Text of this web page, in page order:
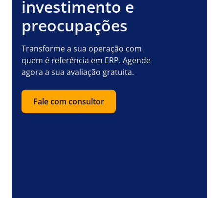
investimento e
preocupações
Transforme a sua operação com
quem é referência em ERP. Agende
agora a sua avaliação gratuita.
Fale com consultor